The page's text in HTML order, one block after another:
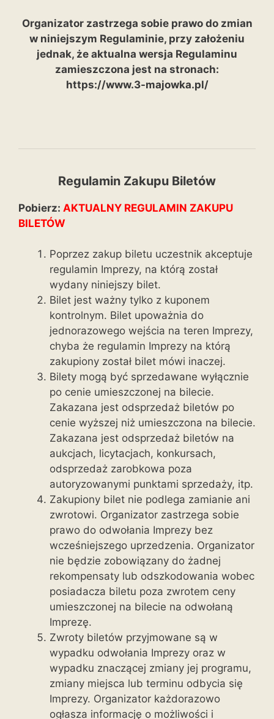
Organizator zastrzega sobie prawo do zmian
w niniejszym Regulaminie, przy założeniu
jednak, że aktualna wersja Regulaminu
zamieszczona jest na stronach:
https://www.3-majowka.pl/
Regulamin Zakupu Biletów
Pobierz: AKTUALNY REGULAMIN ZAKUPU
BILETÓW
Poprzez zakup biletu uczestnik akceptuje
regulamin Imprezy, na którą został
wydany niniejszy bilet.
Bilet jest ważny tylko z kuponem
kontrolnym. Bilet upoważnia do
jednorazowego wejścia na teren Imprezy,
chyba że regulamin Imprezy na którą
zakupiony został bilet mówi inaczej.
Bilety mogą być sprzedawane wyłącznie
po cenie umieszczonej na bilecie.
Zakazana jest odsprzedaż biletów po
cenie wyższej niż umieszczona na bilecie.
Zakazana jest odsprzedaż biletów na
aukcjach, licytacjach, konkursach,
odsprzedaż zarobkowa poza
autoryzowanymi punktami sprzedaży, itp.
Zakupiony bilet nie podlega zamianie ani
zwrotowi. Organizator zastrzega sobie
prawo do odwołania Imprezy bez
wcześniejszego uprzedzenia. Organizator
nie będzie zobowiązany do żadnej
rekompensaty lub odszkodowania wobec
posiadacza biletu poza zwrotem ceny
umieszczonej na bilecie na odwołaną
Imprezę.
Zwroty biletów przyjmowane są w
wypadku odwołania Imprezy oraz w
wypadku znaczącej zmiany jej programu,
zmiany miejsca lub terminu odbycia się
Imprezy. Organizator każdorazowo
ogłasza informację o możliwości i